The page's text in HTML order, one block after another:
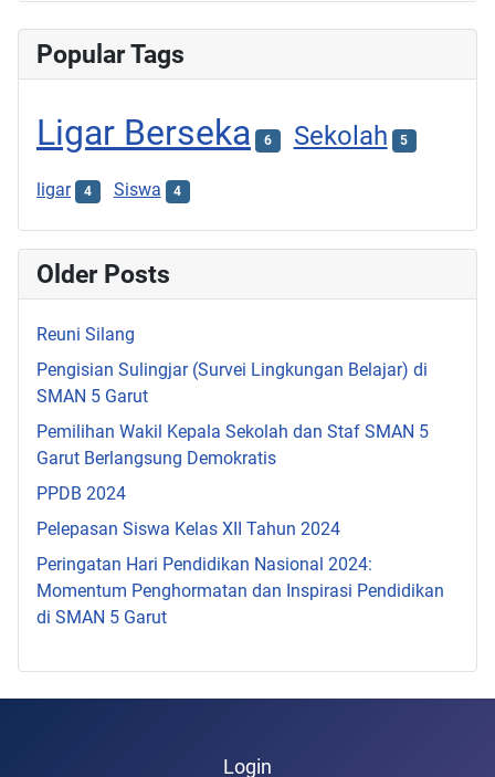
Popular Tags
Ligar Berseka 6 Sekolah 5
ligar 4 Siswa 4
Older Posts
Reuni Silang
Pengisian Sulingjar (Survei Lingkungan Belajar) di
SMAN 5 Garut
Pemilihan Wakil Kepala Sekolah dan Staf SMAN 5
Garut Berlangsung Demokratis
PPDB 2024
Pelepasan Siswa Kelas XII Tahun 2024
Peringatan Hari Pendidikan Nasional 2024:
Momentum Penghormatan dan Inspirasi Pendidikan
di SMAN 5 Garut
Login